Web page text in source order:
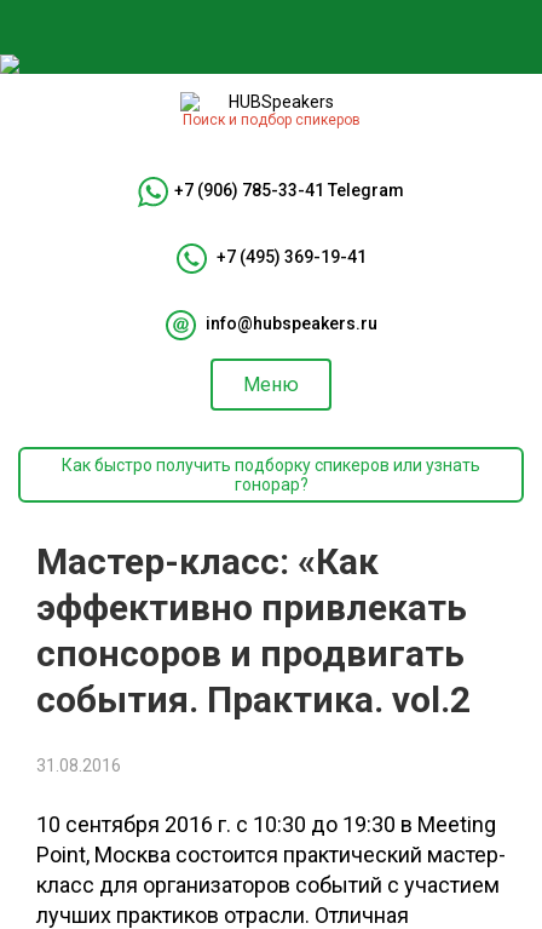
Поиск и подбор спикеров
+7 (906) 785-33-41 Telegram
+7 (495) 369-19-41
info@hubspeakers.ru
Меню
Как быстро получить подборку спикеров или узнать
гонорар?
Мастер-класс: «Как
эффективно привлекать
спонсоров и продвигать
события. Практика. vol.2
31.08.2016
10 сентября 2016 г. с 10:30 до 19:30 в Meeting
Point, Москва состоится практический мастер-
класс для организаторов событий с участием
лучших практиков отрасли. Отличная